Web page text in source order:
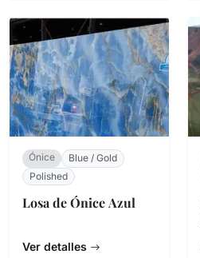
Ónice
Blue / Gold
Polished
Losa de Ónice Azul
Ver detalles